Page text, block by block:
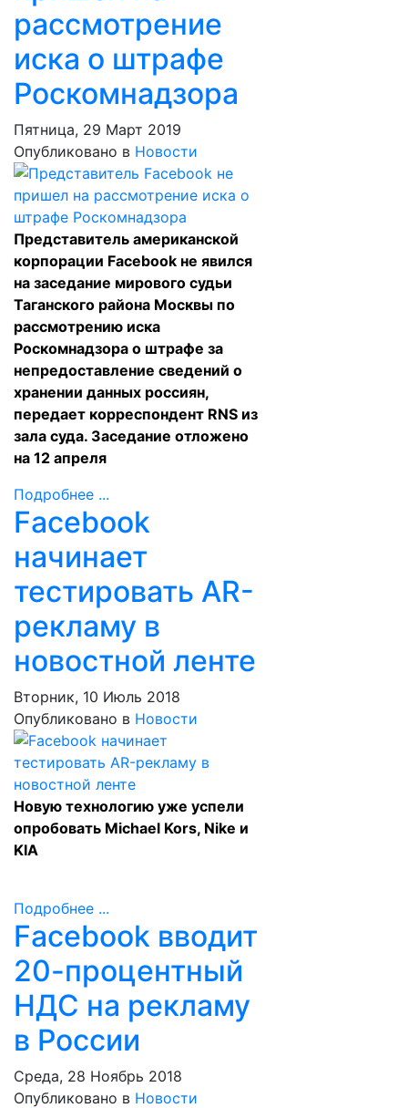
рассмотрение
иска о штрафе
Роскомнадзора
Пятница, 29 Март 2019
Опубликовано в Новости
Представитель американской
корпорации Facebook не явился
на заседание мирового судьи
Таганского района Москвы по
рассмотрению иска
Роскомнадзора о штрафе за
непредоставление сведений о
хранении данных россиян,
передает корреспондент RNS из
зала суда. Заседание отложено
на 12 апреля
Подробнее ...
Facebook
начинает
тестировать AR-
рекламу в
новостной ленте
Вторник, 10 Июль 2018
Опубликовано в Новости
Новую технологию уже успели
опробовать Michael Kors, Nike и
KIA
Подробнее ...
Facebook вводит
20-процентный
НДС на рекламу
в России
Среда, 28 Ноябрь 2018
Опубликовано в Новости